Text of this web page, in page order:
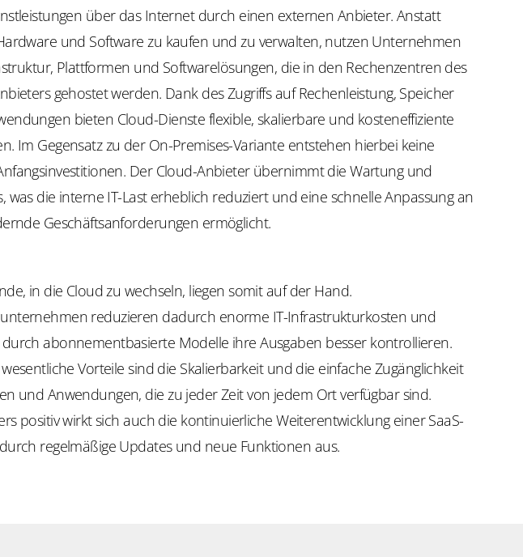
über das Internet durch einen externen Anbieter. Anstatt
und Software zu kaufen und zu verwalten, nutzen Unternehmen
Plattformen und Softwarelösungen, die in den Rechenzentren des
gehostet werden. Dank des Zugriffs auf Rechenleistung, Speicher
bieten Cloud-Dienste flexible, skalierbare und kosteneffiziente
Im Gegensatz zu der On-Premises-Variante entstehen hierbei keine
Der Cloud-Anbieter übernimmt die Wartung und
was die interne IT-Last erheblich reduziert und eine schnelle Anpassung an
Geschäftsanforderungen ermöglicht.
in die Cloud zu wechseln, liegen somit auf der Hand.
reduzieren dadurch enorme IT-Infrastrukturkosten und
abonnementbasierte Modelle ihre Ausgaben besser kontrollieren.
Vorteile sind die Skalierbarkeit und die einfache Zugänglichkeit
und Anwendungen, die zu jeder Zeit von jedem Ort verfügbar sind.
positiv wirkt sich auch die kontinuierliche Weiterentwicklung einer SaaS-
regelmäßige Updates und neue Funktionen aus.